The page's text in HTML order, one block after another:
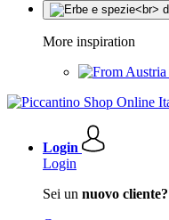
More inspiration
Login
Login
Sei un nuovo cliente?